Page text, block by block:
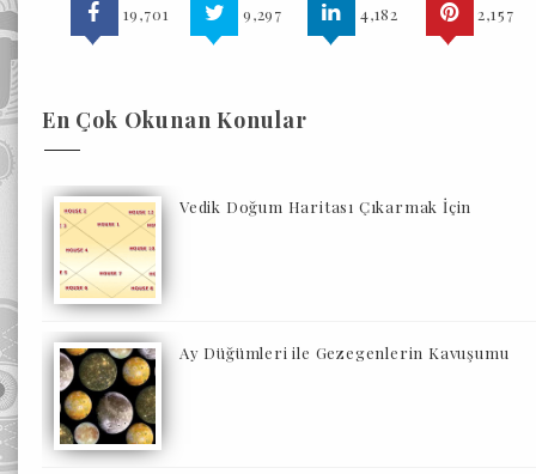
19,701 9,297 4,182 2,157
En Çok Okunan Konular
Vedik Doğum Haritası Çıkarmak İçin
Ay Düğümleri ile Gezegenlerin Kavuşumu